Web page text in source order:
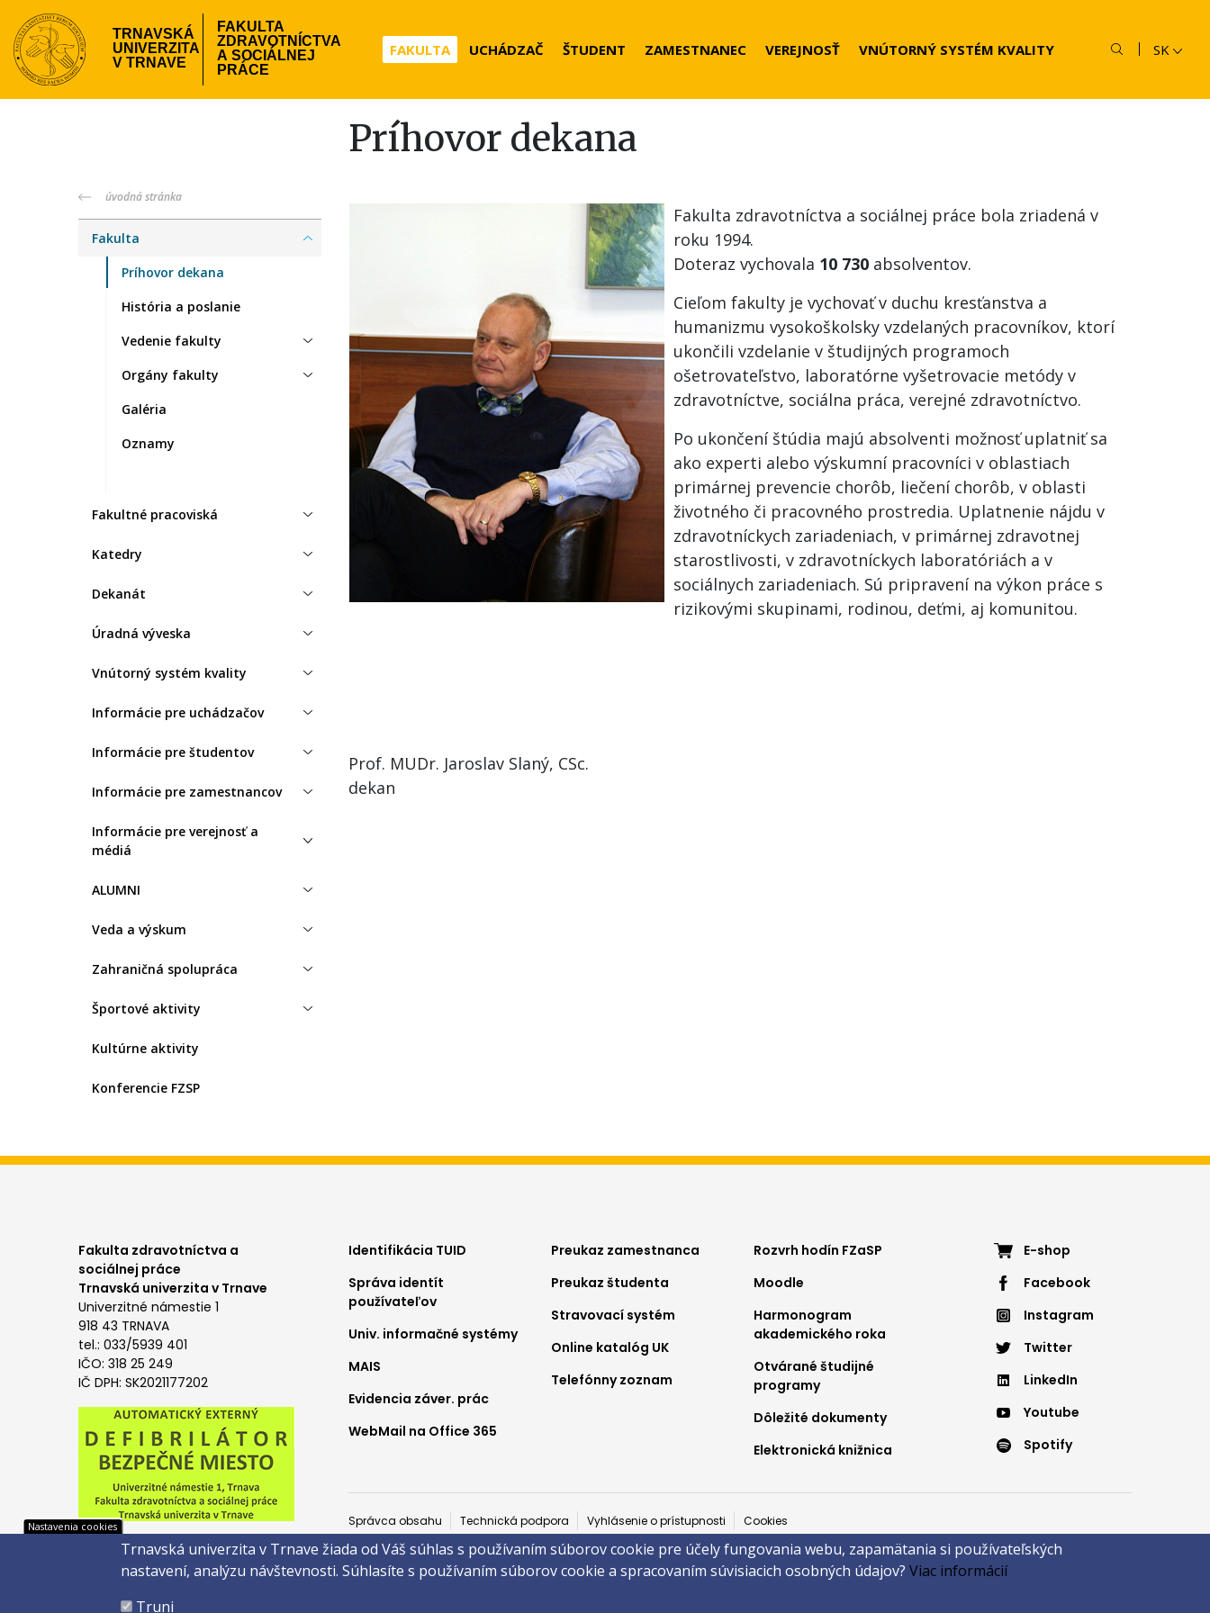
Skočiť
na
hlavný
obsah
TRNAVSKÁ
UNIVERZITA
V TRNAVE
FAKULTA
ZDRAVOTNÍCTVA
A SOCIÁLNEJ
PRÁCE
Header
FAKULTA UCHÁDZAČ ŠTUDENT ZAMESTNANEC VEREJNOSŤ VNÚTORNÝ SYSTÉM KVALITY SK
Príhovor dekana
fzsp-
menu
úvodná stránka
Fakulta
Príhovor dekana
História a poslanie
Vedenie fakulty
Orgány fakulty
Galéria
Oznamy
Fakultné pracoviská
Katedry
Dekanát
Úradná výveska
Vnútorný systém kvality
Informácie pre uchádzačov
Informácie pre študentov
Informácie pre zamestnancov
Informácie pre verejnosť a
médiá
ALUMNI
Veda a výskum
Zahraničná spolupráca
Športové aktivity
Kultúrne aktivity
Konferencie FZSP
Fakulta zdravotníctva a sociálnej práce bola zriadená v
roku 1994.
Doteraz vychovala 10 730 absolventov.
Cieľom fakulty je vychovať v duchu kresťanstva a
humanizmu vysokoškolsky vzdelaných pracovníkov, ktorí
ukončili vzdelanie v študijných programoch
ošetrovateľstvo, laboratórne vyšetrovacie metódy v
zdravotníctve, sociálna práca, verejné zdravotníctvo.
Po ukončení štúdia majú absolventi možnosť uplatniť sa
ako experti alebo výskumní pracovníci v oblastiach
primárnej prevencie chorôb, liečení chorôb, v oblasti
životného či pracovného prostredia. Uplatnenie nájdu v
zdravotníckych zariadeniach, v primárnej zdravotnej
starostlivosti, v zdravotníckych laboratóriách a v
sociálnych zariadeniach. Sú pripravení na výkon práce s
rizikovými skupinami, rodinou, deťmi, aj komunitou.
Prof. MUDr. Jaroslav Slaný, CSc.
dekan
Fakulta zdravotníctva a
sociálnej práce
Trnavská univerzita v Trnave
Univerzitné námestie 1
918 43 TRNAVA
tel.: 033/5939 401
IČO: 318 25 249
IČ DPH: SK2021177202
Footer
menu
1
Identifikácia TUID
Správa identít
používateľov
Univ. informačné systémy
MAIS
Evidencia záver. prác
WebMail na Office 365
Footer
menu
2
Preukaz zamestnanca
Preukaz študenta
Stravovací systém
Online katalóg UK
Telefónny zoznam
Footer
menu
3
Rozvrh hodín FZaSP
Moodle
Harmonogram
akademického roka
Otvárané študijné
programy
Dôležité dokumenty
Elektronická knižnica
Footer
menu
E-shop
Facebook
Instagram
Twitter
LinkedIn
Youtube
Spotify
Päta
Správca obsahu Technická podpora Vyhlásenie o prístupnosti Cookies
Copyright ©2026 Fakulta zdravotníctva a sociálnej práce · Trnavská univerzita v Trnave
Created byActivIT s.r.o.
Nastavenia cookies
Trnavská univerzita v Trnave žiada od Váš súhlas s používaním súborov cookie pre účely fungovania webu, zapamätania si používateľských
nastavení, analýzu návštevnosti. Súhlasíte s používaním súborov cookie a spracovaním súvisiacich osobných údajov?Viac informácií
Truni